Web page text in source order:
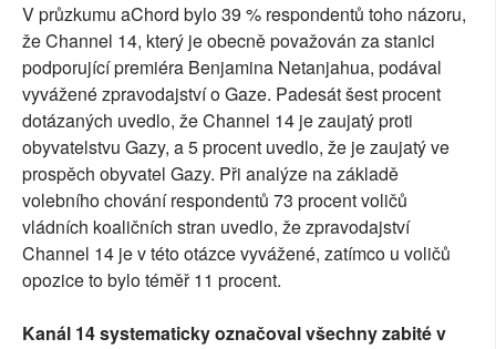
V průzkumu aChord bylo 39 % respondentů toho názoru,
že Channel 14, který je obecně považován za stanici
podporující premiéra Benjamina Netanjahua, podával
vyvážené zpravodajství o Gaze. Padesát šest procent
dotázaných uvedlo, že Channel 14 je zaujatý proti
obyvatelstvu Gazy, a 5 procent uvedlo, že je zaujatý ve
prospěch obyvatel Gazy. Při analýze na základě
volebního chování respondentů 73 procent voličů
vládních koaličních stran uvedlo, že zpravodajství
Channel 14 je v této otázce vyvážené, zatímco u voličů
opozice to bylo téměř 11 procent.
Kanál 14 systematicky označoval všechny zabité v